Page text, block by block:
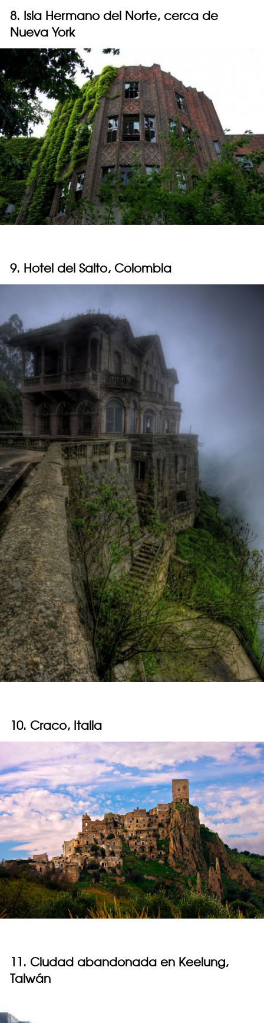
8. Isla Hermano del Norte, cerca de
Nueva York
9. Hotel del Salto, Colombia
10. Craco, Italia
11. Ciudad abandonada en Keelung,
Taiwán